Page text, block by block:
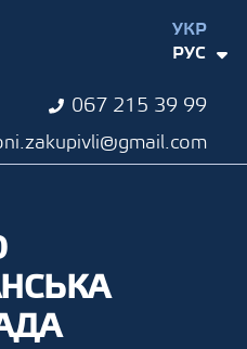
067 215 39 99
УКР
РУС